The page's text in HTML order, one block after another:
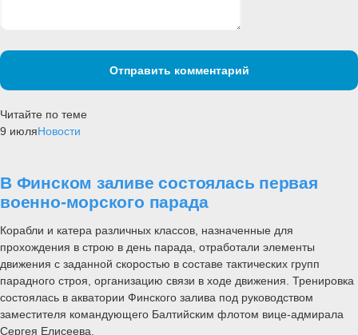
Отправить комментарий
Читайте по теме
9 июляНовости
В Финском заливе состоялась первая
военно-морского парада
Корабли и катера различных классов, назначенные для
прохождения в строю в день парада, отработали элементы
движения с заданной скоростью в составе тактических групп
парадного строя, организацию связи в ходе движения. Тренировка
состоялась в акватории Финского залива под руководством
заместителя командующего Балтийским флотом вице-адмирала
Сергея Елисеева.